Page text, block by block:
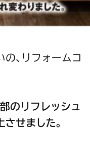
、リフォームコ
のリフレッシュ
せました。